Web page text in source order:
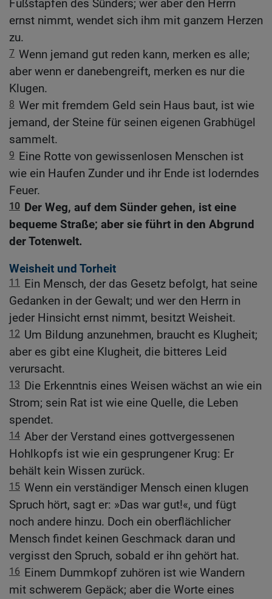
Fußstapfen des Sünders; wer aber den Herrn
ernst nimmt, wendet sich ihm mit ganzem Herzen
zu.
7 Wenn jemand gut reden kann, merken es alle;
aber wenn er danebengreift, merken es nur die
Klugen.
8 Wer mit fremdem Geld sein Haus baut, ist wie
jemand, der Steine für seinen eigenen Grabhügel
sammelt.
9 Eine Rotte von gewissenlosen Menschen ist
wie ein Haufen Zunder und ihr Ende ist loderndes
Feuer.
10 Der Weg, auf dem Sünder gehen, ist eine
bequeme Straße; aber sie führt in den Abgrund
der Totenwelt.
Weisheit und Torheit
11
Ein Mensch, der das Gesetz befolgt, hat seine
Gedanken in der Gewalt; und wer den Herrn in
jeder Hinsicht ernst nimmt, besitzt Weisheit.
12 Um Bildung anzunehmen, braucht es Klugheit;
aber es gibt eine Klugheit, die bitteres Leid
verursacht.
13 Die Erkenntnis eines Weisen wächst an wie ein
Strom; sein Rat ist wie eine Quelle, die Leben
spendet.
14 Aber der Verstand eines gottvergessenen
Hohlkopfs ist wie ein gesprungener Krug: Er
behält kein Wissen zurück.
15 Wenn ein verständiger Mensch einen klugen
Spruch hört, sagt er: »Das war gut!«, und fügt
noch andere hinzu. Doch ein oberflächlicher
Mensch findet keinen Geschmack daran und
vergisst den Spruch, sobald er ihn gehört hat.
16 Einem Dummkopf zuhören ist wie Wandern
mit schwerem Gepäck; aber die Worte eines